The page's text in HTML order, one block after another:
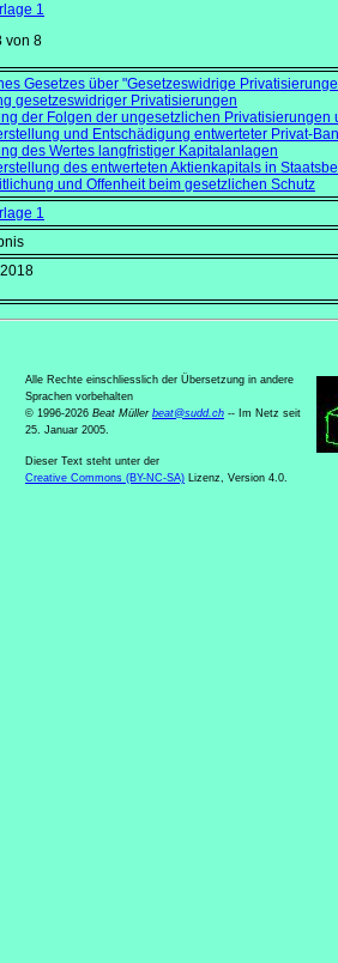
1
von 8
Gesetzes über "Gesetzeswidrige
gesetzeswidriger Privatisierungen
der Folgen der ungesetzlichen
und Entschädigung entwerteter Privat-
des Wertes langfristiger Kapitalanlagen
des entwerteten Aktienkapitals in
und Offenheit beim gesetzlichen Schutz
1
Alle Rechte einschliesslich der Übersetzung in andere
Sprachen vorbehalten
© 1996-2026 Beat Müller beat@sudd.ch -- Im Netz seit
25. Januar 2005.
Dieser Text steht unter der
Creative Commons (BY-NC-SA) Lizenz, Version 4.0.